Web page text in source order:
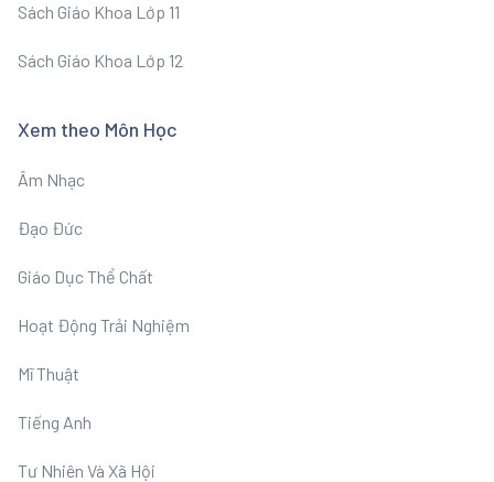
Sách Giáo Khoa Lớp 11
Sách Giáo Khoa Lớp 12
Xem theo Môn Học
Âm Nhạc
Đạo Đức
Giáo Dục Thể Chất
Hoạt Động Trải Nghiệm
Mĩ Thuật
Tiếng Anh
Tư Nhiên Và Xã Hội